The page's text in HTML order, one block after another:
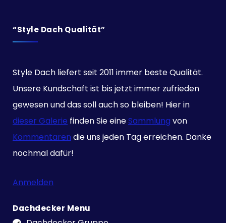
“Style Dach Qualität”
Style Dach liefert seit 2011 immer beste Qualität.
Unsere Kundschaft ist bis jetzt immer zufrieden
gewesen und das soll auch so bleiben! Hier in
dieser Galerie finden Sie eineSammlung von
Kommentaren die uns jeden Tag erreichen. Danke
nochmal dafür!
Anmelden
Dachdecker Menu